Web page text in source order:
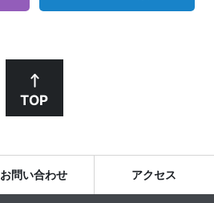
TOP
お問い合わせ アクセス